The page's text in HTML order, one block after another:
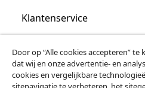
Klantenservice
Zakelijk
Door op “Alle cookies accepteren”
dat wij en onze advertentie- en
cookies en vergelijkbare